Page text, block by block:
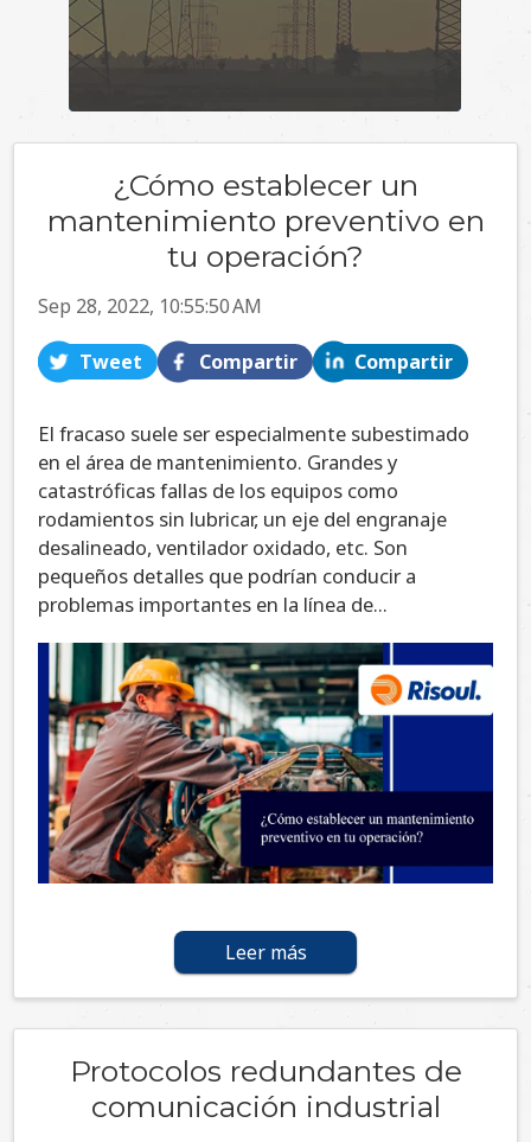
¿Cómo establecer un
mantenimiento preventivo en
tu operación?
Sep 28, 2022, 10:55:50 AM
Tweet Compartir Compartir
El fracaso suele ser especialmente subestimado
en el área de mantenimiento. Grandes y
catastróficas fallas de los equipos como
rodamientos sin lubricar, un eje del engranaje
desalineado, ventilador oxidado, etc. Son
pequeños detalles que podrían conducir a
problemas importantes en la línea de...
Leer más
Protocolos redundantes de
comunicación industrial